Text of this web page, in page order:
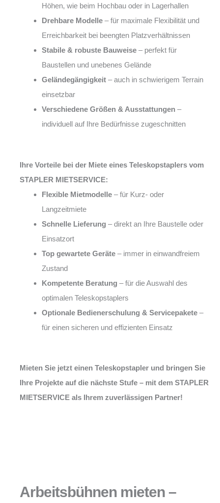
Höhen, wie beim Hochbau oder in Lagerhallen
Drehbare Modelle – für maximale Flexibilität und
Erreichbarkeit bei beengten Platzverhältnissen
Stabile & robuste Bauweise – perfekt für
Baustellen und unebenes Gelände
Geländegängigkeit – auch in schwierigem Terrain
einsetzbar
Verschiedene Größen & Ausstattungen –
individuell auf Ihre Bedürfnisse zugeschnitten
Ihre Vorteile bei der Miete eines Teleskopstaplers vom
STAPLER MIETSERVICE:
Flexible Mietmodelle – für Kurz- oder
Langzeitmiete
Schnelle Lieferung – direkt an Ihre Baustelle oder
Einsatzort
Top gewartete Geräte – immer in einwandfreiem
Zustand
Kompetente Beratung – für die Auswahl des
optimalen Teleskopstaplers
Optionale Bedienerschulung & Servicepakete –
für einen sicheren und effizienten Einsatz
Mieten Sie jetzt einen Teleskopstapler und bringen Sie
Ihre Projekte auf die nächste Stufe – mit dem STAPLER
MIETSERVICE als Ihrem zuverlässigen Partner!
Arbeitsbühnen mieten –